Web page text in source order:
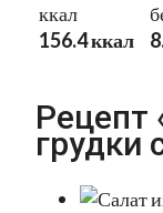
ккал
156.4 ккал
Рецепт
грудки